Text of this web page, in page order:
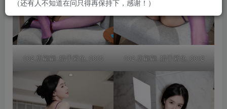
002.唐翩翩_猎手紫色_0005 002.唐翩翩_猎手紫色_0012
（还有人不知道在问只得再保持下，感谢！）